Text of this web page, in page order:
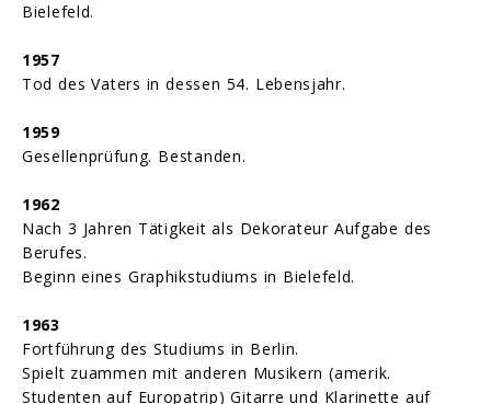
Bielefeld.
1957
Tod des Vaters in dessen 54. Lebensjahr.
1959
Gesellenprüfung. Bestanden.
1962
Nach 3 Jahren Tätigkeit als Dekorateur Aufgabe des
Berufes.
Beginn eines Graphikstudiums in Bielefeld.
1963
Fortführung des Studiums in Berlin.
Spielt zuammen mit anderen Musikern (amerik.
Studenten auf Europatrip) Gitarre und Klarinette auf